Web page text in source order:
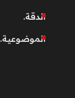
الدقة.
الموضوعية.